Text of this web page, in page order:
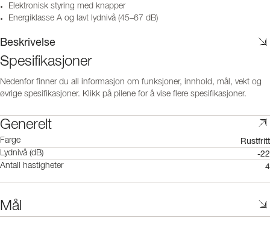
Elektronisk styring med knapper
Energiklasse A og lavt lydnivå (45–67 dB)
Beskrivelse
Spesifikasjoner
Nedenfor finner du all informasjon om funksjoner, innhold, mål, vekt og
øvrige spesifikasjoner. Klikk på pilene for å vise flere spesifikasjoner.
Generelt
Farge Rustfritt
Lydnivå (dB) -22
Antall hastigheter 4
Mål